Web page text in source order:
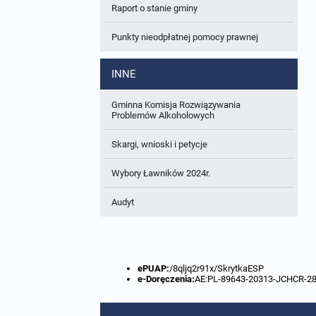
W trakcie opracowania
Zbiory danych przestrzennych
Analizy zmian w zagospodarowaniu
Raport o stanie gminy
Punkty nieodpłatnej pomocy prawnej
INNE
Gminna Komisja Rozwiązywania
Problemów Alkoholowych
Skargi, wnioski i petycje
Wybory Ławników 2024r.
Audyt
ePUAP:/8qljq2r91x/SkrytkaESP
e-Doręczenia:AE:PL-89643-20313-JCHCR-28